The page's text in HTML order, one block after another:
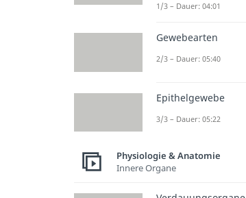
1/3 – Dauer: 04:01
Gewebearten
2/3 – Dauer: 05:40
Epithelgewebe
3/3 – Dauer: 05:22
Physiologie & Anatomie
Innere Organe